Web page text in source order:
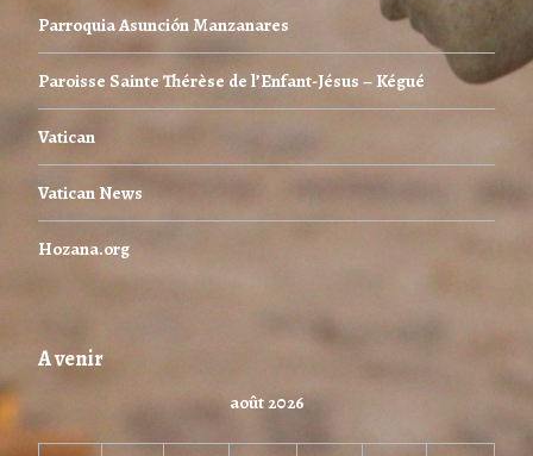
Parroquia Asunción Manzanares
Paroisse Sainte Thérèse de l’Enfant-Jésus – Kégué
Vatican
Vatican News
Hozana.org
A venir
août 2026